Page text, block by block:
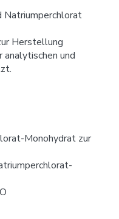
Natriumperchlorat
Herstellung
und
Monohydrat zur